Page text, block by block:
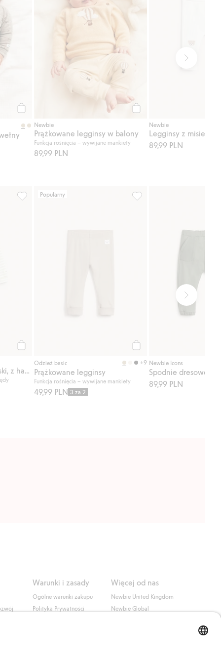
Newbie
Prążkowane legginsy w balony
Funkcja rośnięcia – wywijane mankiety
89,99 PLN
Newbie
Legginsy z misiem
89,99 PLN
Body na zakładkę, w paski, z haftem
Popularny
Odzież basic +9
Prążkowane legginsy
Funkcja rośnięcia – wywijane mankiety
49,99 PLN 3 za 2
Newbie Icons
Spodnie dresowe
89,99 PLN
Warunki i zasady
Ogólne warunki zakupu
Polityka Prywatności
Więcej od nas
Newbie United Kingdom
Newbie Global